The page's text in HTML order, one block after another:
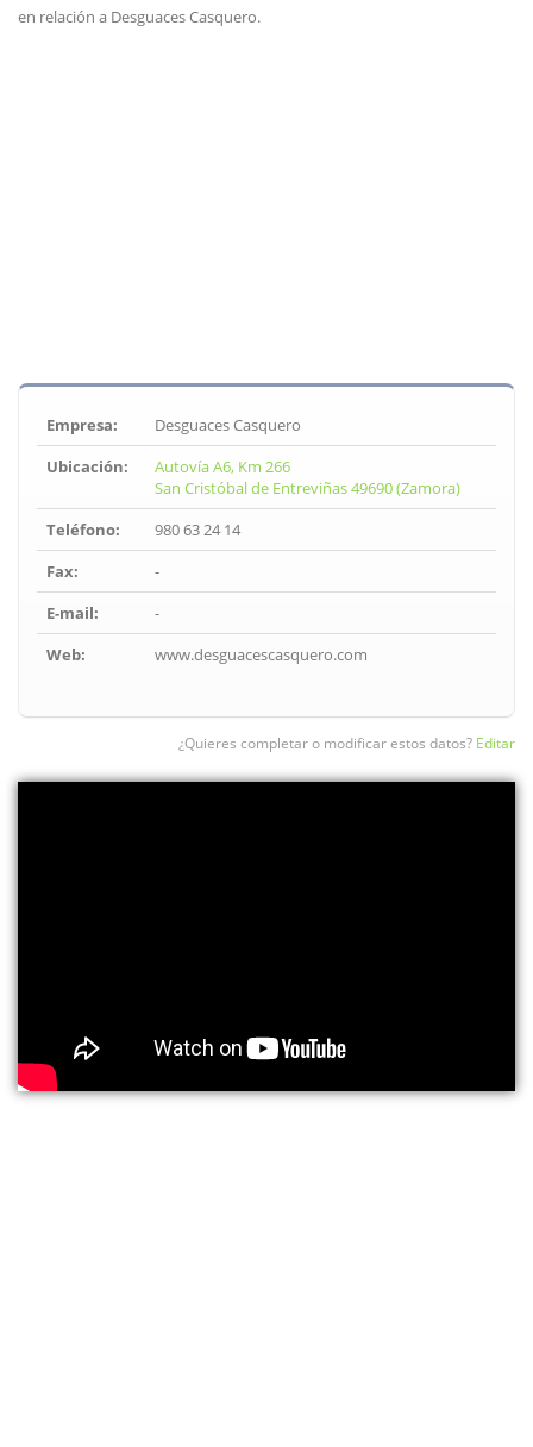
en relación a Desguaces Casquero.
Empresa:
Desguaces Casquero
Ubicación:
Autovía A6, Km 266
San Cristóbal de Entreviñas 49690 (Zamora)
Teléfono:
980 63 24 14
Fax:
-
E-mail:
-
Web:
www.desguacescasquero.com
¿Quieres completar o modificar estos datos? Editar